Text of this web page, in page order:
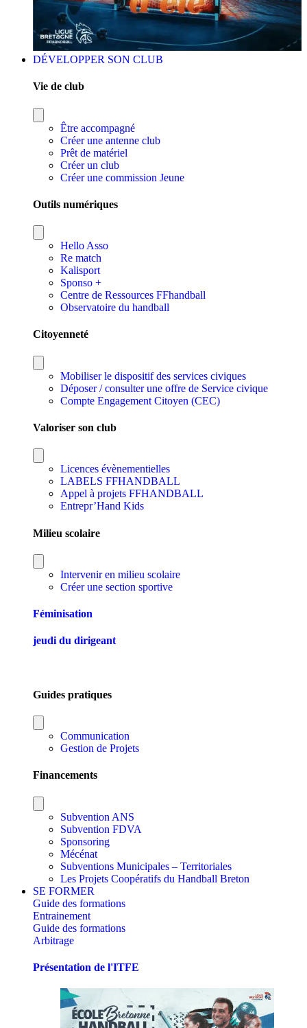
DÉVELOPPER SON CLUB
Vie de club
Être accompagné
Créer une antenne club
Prêt de matériel
Créer un club
Créer une commission Jeune
Outils numériques
Hello Asso
Re match
Kalisport
Sponso +
Centre de Ressources FFhandball
Observatoire du handball
Citoyenneté
Mobiliser le dispositif des services civiques
Déposer / consulter une offre de Service civique
Compte Engagement Citoyen (CEC)
Valoriser son club
Licences évènementielles
LABELS FFHANDBALL
Appel à projets FFHANDBALL
Entrepr’Hand Kids
Milieu scolaire
Intervenir en milieu scolaire
Créer une section sportive
Féminisation
jeudi du dirigeant
Guides pratiques
Communication
Gestion de Projets
Financements
Subvention ANS
Subvention FDVA
Sponsoring
Mécénat
Subventions Municipales – Territoriales
Les Projets Coopératifs du Handball Breton
SE FORMER
Guide des formations
Entrainement
Guide des formations
Arbitrage
Présentation de l'ITFE